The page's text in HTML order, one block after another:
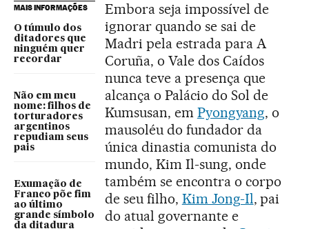
MAIS INFORMAÇÕES
O túmulo dos
ditadores que
ninguém quer
recordar
Não em meu
nome: filhos de
torturadores
argentinos
repudiam seus
pais
Exumação de
Franco põe fim
ao último
grande símbolo
da ditadura
Embora seja impossível de
ignorar quando se sai de
Madri pela estrada para A
Coruña, o Vale dos Caídos
nunca teve a presença que
alcança o Palácio do Sol de
Kumsusan, em Pyongyang, o
mausoléu do fundador da
única dinastia comunista do
mundo, Kim Il-sung, onde
também se encontra o corpo
de seu filho, Kim Jong-Il, pai
do atual governante e